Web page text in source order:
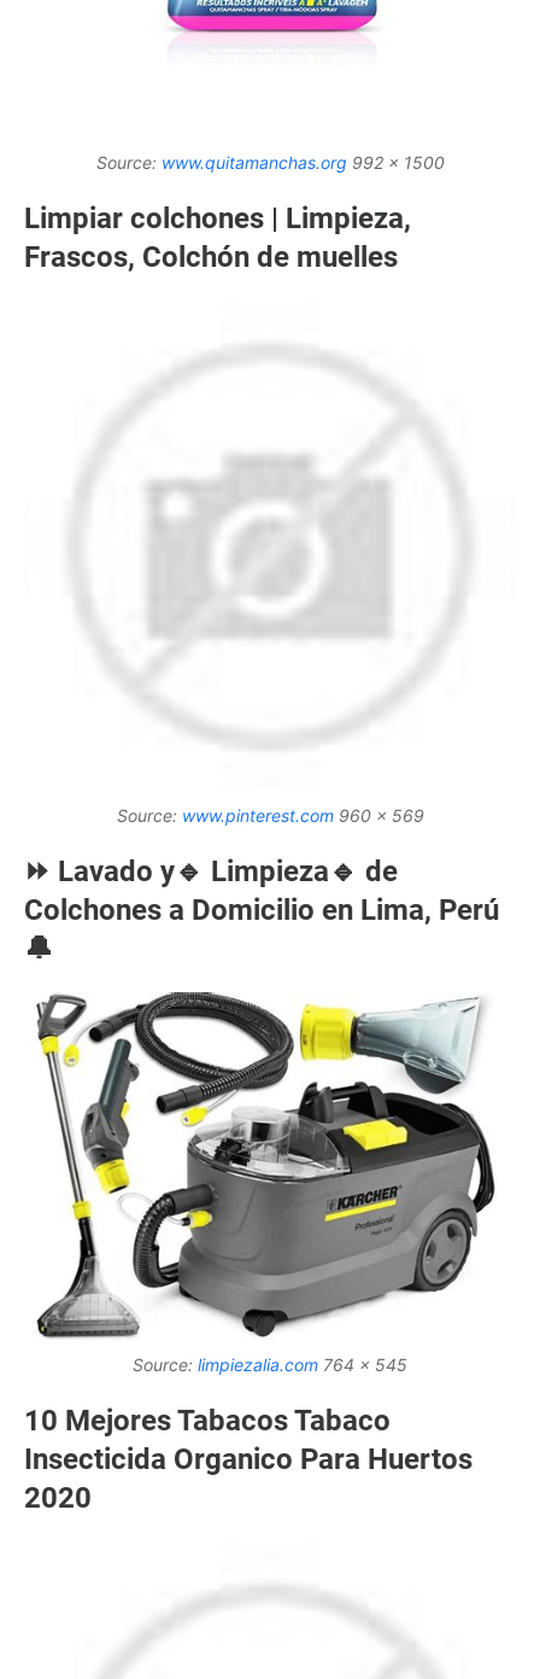
Source: www.quitamanchas.org 992 x 1500
Limpiar colchones | Limpieza,
Frascos, Colchón de muelles
Source: www.pinterest.com960 x 569
⏩ Lavado y🔹 Limpieza🔹 de
Colchones a Domicilio en Lima, Perú
🔔
Source: limpiezalia.com 764 x 545
10 Mejores Tabacos Tabaco
Insecticida Organico Para Huertos
2020